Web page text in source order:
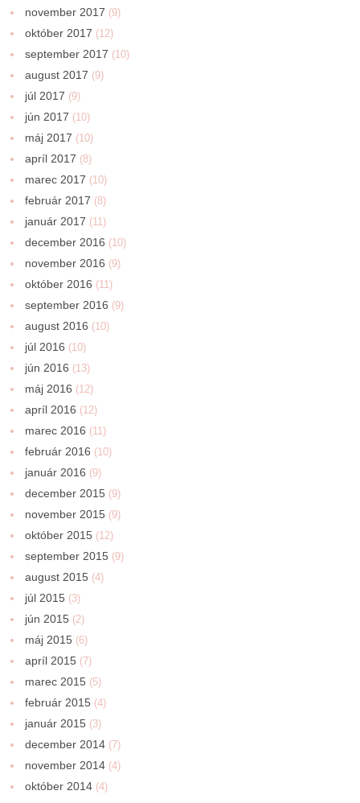
november 2017 (9)
október 2017 (12)
september 2017 (10)
august 2017 (9)
júl 2017 (9)
jún 2017 (10)
máj 2017 (10)
apríl 2017 (8)
marec 2017 (10)
február 2017 (8)
január 2017 (11)
december 2016 (10)
november 2016 (9)
október 2016 (11)
september 2016 (9)
august 2016 (10)
júl 2016 (10)
jún 2016 (13)
máj 2016 (12)
apríl 2016 (12)
marec 2016 (11)
február 2016 (10)
január 2016 (9)
december 2015 (9)
november 2015 (9)
október 2015 (12)
september 2015 (9)
august 2015 (4)
júl 2015 (3)
jún 2015 (2)
máj 2015 (6)
apríl 2015 (7)
marec 2015 (5)
február 2015 (4)
január 2015 (3)
december 2014 (7)
november 2014 (4)
október 2014 (4)